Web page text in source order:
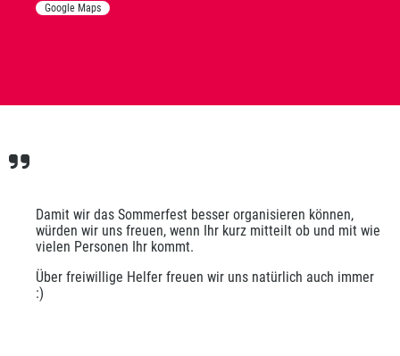
Google Maps
Damit wir das Sommerfest besser organisieren können,
würden wir uns freuen, wenn Ihr kurz mitteilt ob und mit wie
vielen Personen Ihr kommt.
Über freiwillige Helfer freuen wir uns natürlich auch immer
:)